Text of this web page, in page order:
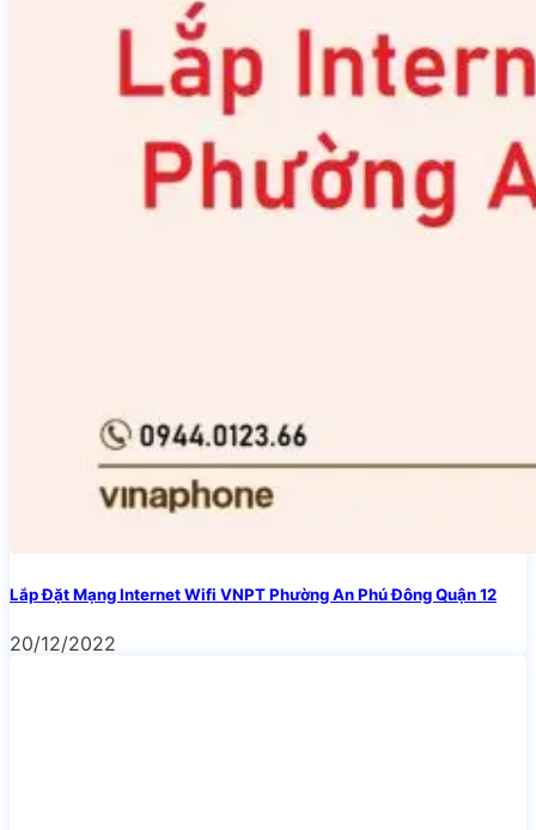
Lắp Đặt Mạng Internet Wifi VNPT Phường An Phú Đông Quận 12
20/12/2022